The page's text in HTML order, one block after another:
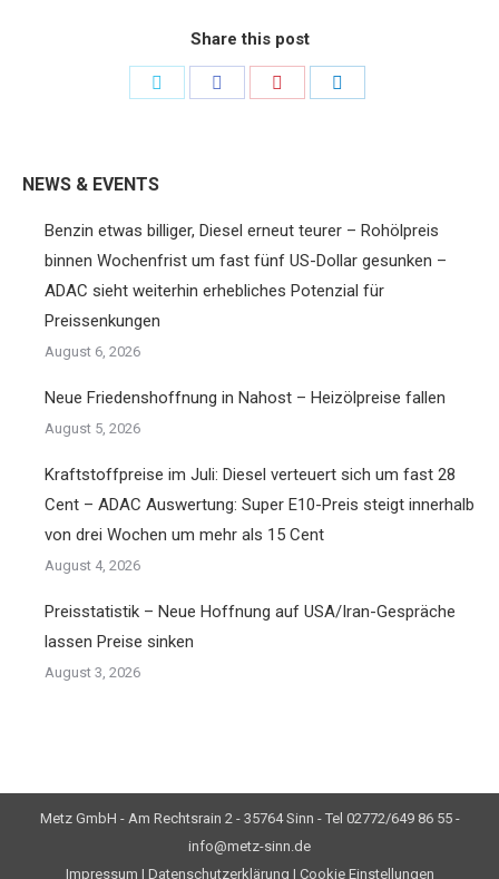
Share this post
NEWS & EVENTS
Benzin etwas billiger, Diesel erneut teurer – Rohölpreis
binnen Wochenfrist um fast fünf US-Dollar gesunken –
ADAC sieht weiterhin erhebliches Potenzial für
Preissenkungen
August 6, 2026
Neue Friedenshoffnung in Nahost – Heizölpreise fallen
August 5, 2026
Kraftstoffpreise im Juli: Diesel verteuert sich um fast 28
Cent – ADAC Auswertung: Super E10-Preis steigt innerhalb
von drei Wochen um mehr als 15 Cent
August 4, 2026
Preisstatistik – Neue Hoffnung auf USA/Iran-Gespräche
lassen Preise sinken
August 3, 2026
Metz GmbH - Am Rechtsrain 2 - 35764 Sinn - Tel 02772/649 86 55 -
info@metz-sinn.de
Impressum | Datenschutzerklärung | Cookie Einstellungen